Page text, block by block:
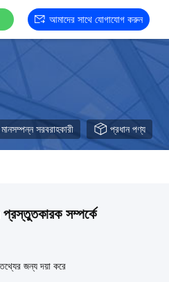
আমাদের সাথে যোগাযোগ করুন
মানসম্পন্ন সরবরাহকারী প্রধান পণ্য
সম্পর্কে
জন্য দয়া করে